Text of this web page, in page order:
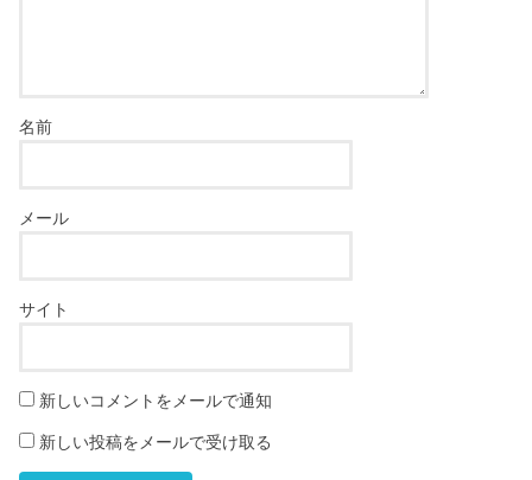
名前
メール
サイト
新しいコメントをメールで通知
新しい投稿をメールで受け取る